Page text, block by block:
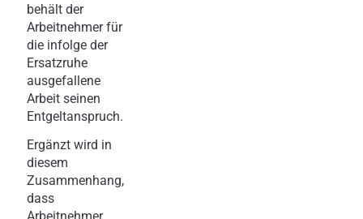
behält der
Arbeitnehmer für
die infolge der
Ersatzruhe
ausgefallene
Arbeit seinen
Entgeltanspruch.
Ergänzt wird in
diesem
Zusammenhang,
dass